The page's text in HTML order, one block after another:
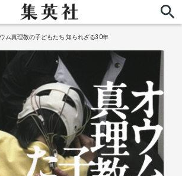
ム真理教の子どもたち 知られざる30年